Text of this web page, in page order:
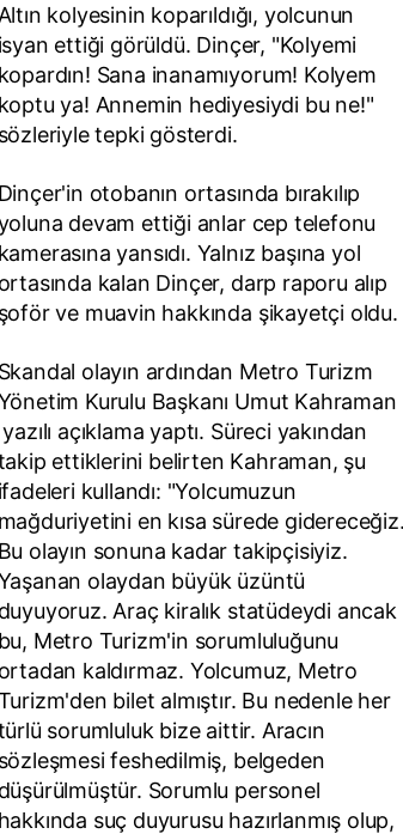
Altın kolyesinin koparıldığı, yolcunun
isyan ettiği görüldü. Dinçer, "Kolyemi
kopardın! Sana inanamıyorum! Kolyem
koptu ya! Annemin hediyesiydi bu ne!"
sözleriyle tepki gösterdi.
Dinçer'in otobanın ortasında bırakılıp
devam ettiği anlar cep telefonu
kamerasına yansıdı. Yalnız başına yol
ortasında kalan Dinçer, darp raporu alıp
şoför ve muavin hakkında şikayetçi oldu.
Skandal olayın ardından Metro Turizm
Kurulu Başkanı Umut Kahraman
yazılı açıklama yaptı. Süreci yakından
ettiklerini belirten Kahraman, şu
ifadeleri kullandı: "Yolcumuzun
mağduriyetini en kısa sürede gidereceğiz.
Bu olayın sonuna kadar takipçisiyiz.
olaydan büyük üzüntü
duyuyoruz. Araç kiralık statüdeydi ancak
bu, Metro Turizm'in sorumluluğunu
ortadan kaldırmaz. Yolcumuz, Metro
bilet almıştır. Bu nedenle her
sorumluluk bize aittir. Aracın
sözleşmesi feshedilmiş, belgeden
düşürülmüştür. Sorumlu personel
hakkında suç duyurusu hazırlanmış olup,